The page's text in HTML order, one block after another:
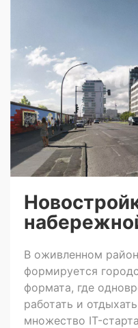
В оживленном
формируется
формата, где
работать и
множество IT-